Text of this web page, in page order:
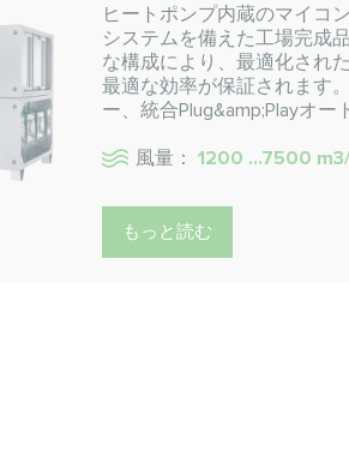
ヒートポンプ内蔵のマイコ
システムを備えた工場完成
な構成により、最適化され
最適な効率が保証されます
ー、統合Plug&amp;Playオ
風量： 1200 ...7500
もっと読む